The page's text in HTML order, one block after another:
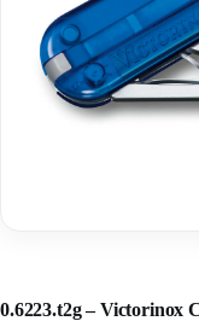
0.6223.t2g – Victorinox